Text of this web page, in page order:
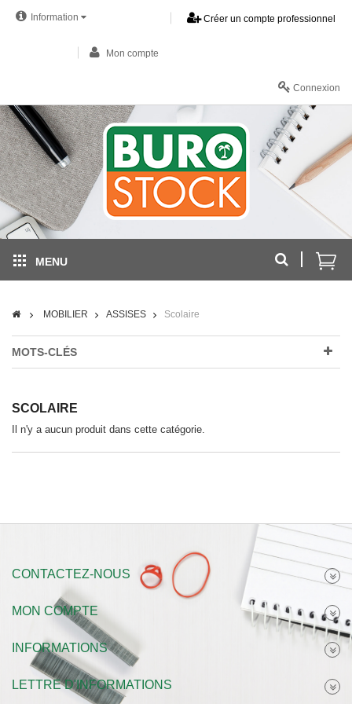
Information Créer un compte professionnel
Mon compte
Connexion
MENU
MOBILIER ASSISES Scolaire
MOTS-CLÉS
SCOLAIRE
Il n'y a aucun produit dans cette catégorie.
CONTACTEZ-NOUS
MON COMPTE
INFORMATIONS
LETTRE D'INFORMATIONS